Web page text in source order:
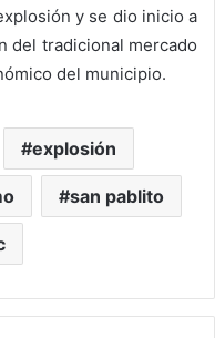
y se dio inicio a
del tradicional mercado
del municipio.
explosión
san pablito